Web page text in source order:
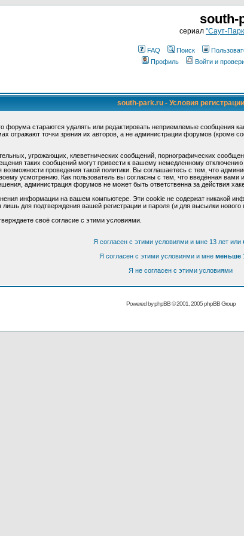
south-
сериал "Саут-
FAQ Поиск
Профиль
Войти и
south-park.ru - Условия регистрации
форума стараются удалять или редактировать неприемлемые сообщения
отражают точки зрения их авторов, а не администрации форумов
угрожающих, клеветнических сообщений, порнографических
таких сообщений могут привести к вашему немедленному
проведения такой политики. Вы соглашаетесь с тем, что
усмотрению. Как пользователь вы согласны с тем, что введённая
администрация форумов не может быть ответственна за действия
информации на вашем компьютере. Эти cookie не содержат никакой
для подтверждения вашей регистрации и пароля (и для высылки нового
своё согласие с этими условиями.
Я согласен с этими условиями и мне 13 лет или
Я согласен с этими условиями и мне меньше
Я не согласен с этими условиями
Powered byphpBB© 2001, 2005 phpBB Group